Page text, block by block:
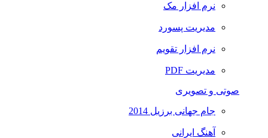
نرم افزار مک
مدیریت پسورد
نرم افزار تقویم
مدیریت PDF
صوتی و تصویری
جام جهانی برزیل 2014
آهنگ ایرانی